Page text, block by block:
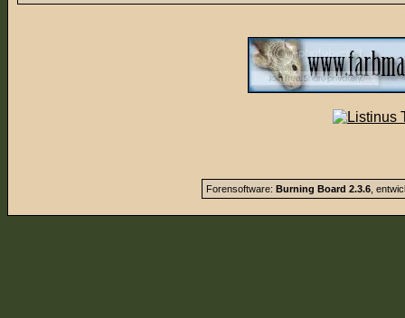
Forensoftware: Burning Board 2.3.6,